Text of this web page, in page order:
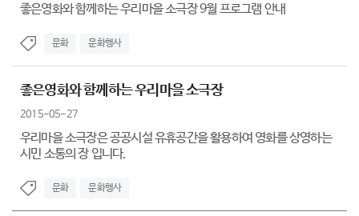
좋은영화와 함께하는 우리마을 소극장 9월 프로그램 안내
문화 문화행사
좋은영화와 함께하는 우리마을 소극장
2015-05-27
우리마을 소극장은 공공시설 유휴공간을 활용하여 영화를 상영하는
시민 소통의 장 입니다.
문화 문화행사